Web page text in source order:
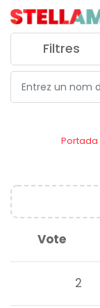
Filtres
Portada
Vote
2